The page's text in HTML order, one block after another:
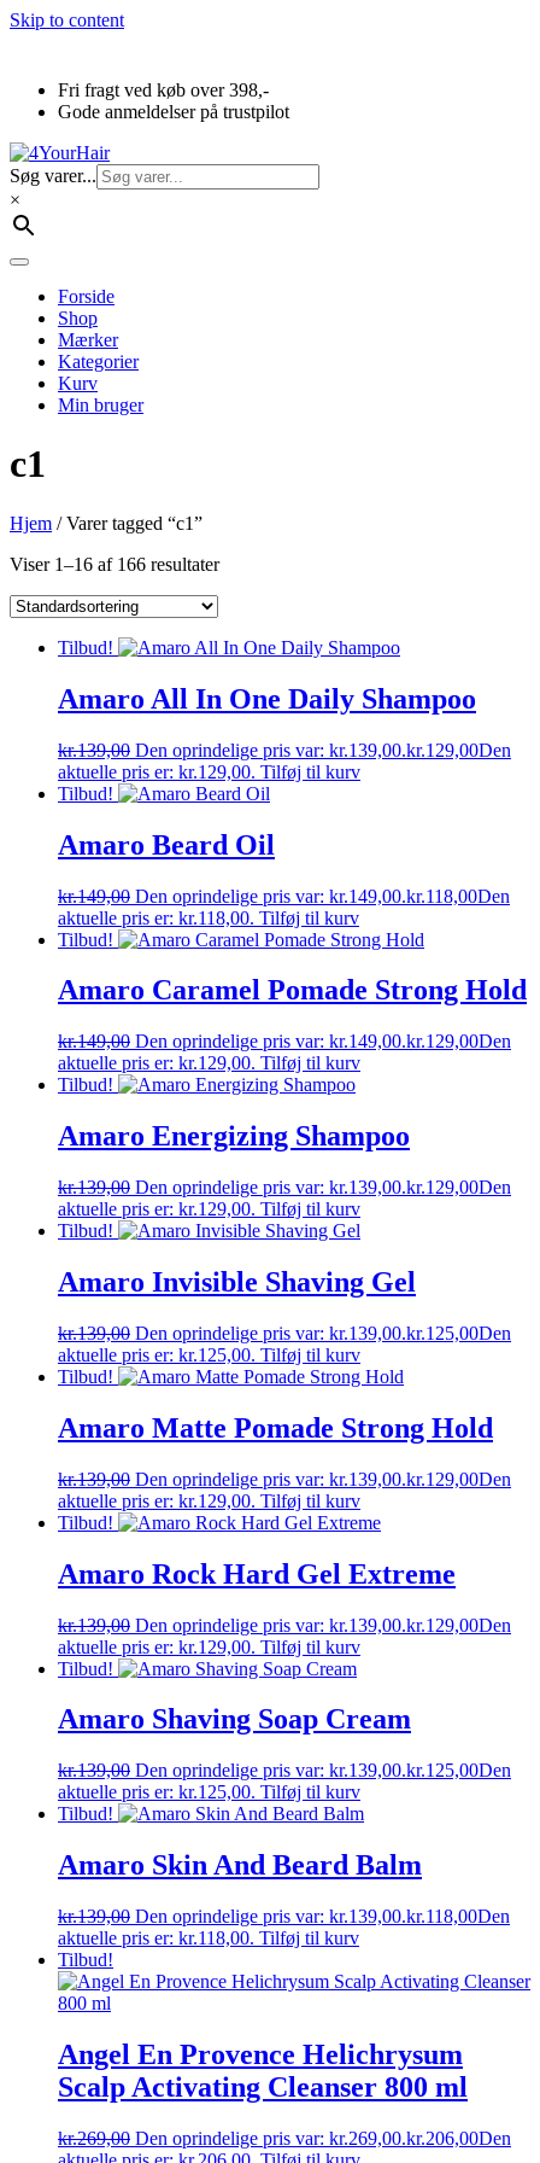
Skip to content
Fri fragt ved køb over 398,-
Gode anmeldelser på trustpilot
Søg varer...
×
Forside
Shop
Mærker
Kategorier
Kurv
Min bruger
c1
Hjem / Varer tagged “c1”
Viser 1–16 af 166 resultater
Tilbud!
Amaro All In One Daily Shampoo
kr.139,00 Den oprindelige pris var: kr.139,00.kr.129,00Den
aktuelle pris er: kr.129,00. Tilføj til kurv
Tilbud!
Amaro Beard Oil
kr.149,00 Den oprindelige pris var: kr.149,00.kr.118,00Den
aktuelle pris er: kr.118,00. Tilføj til kurv
Tilbud!
Amaro Caramel Pomade Strong Hold
kr.149,00 Den oprindelige pris var: kr.149,00.kr.129,00Den
aktuelle pris er: kr.129,00. Tilføj til kurv
Tilbud!
Amaro Energizing Shampoo
kr.139,00 Den oprindelige pris var: kr.139,00.kr.129,00Den
aktuelle pris er: kr.129,00. Tilføj til kurv
Tilbud!
Amaro Invisible Shaving Gel
kr.139,00 Den oprindelige pris var: kr.139,00.kr.125,00Den
aktuelle pris er: kr.125,00. Tilføj til kurv
Tilbud!
Amaro Matte Pomade Strong Hold
kr.139,00 Den oprindelige pris var: kr.139,00.kr.129,00Den
aktuelle pris er: kr.129,00. Tilføj til kurv
Tilbud!
Amaro Rock Hard Gel Extreme
kr.139,00 Den oprindelige pris var: kr.139,00.kr.129,00Den
aktuelle pris er: kr.129,00. Tilføj til kurv
Tilbud!
Amaro Shaving Soap Cream
kr.139,00 Den oprindelige pris var: kr.139,00.kr.125,00Den
aktuelle pris er: kr.125,00. Tilføj til kurv
Tilbud!
Amaro Skin And Beard Balm
kr.139,00 Den oprindelige pris var: kr.139,00.kr.118,00Den
aktuelle pris er: kr.118,00. Tilføj til kurv
Tilbud!
Angel En Provence Helichrysum
Scalp Activating Cleanser 800 ml
kr.269,00 Den oprindelige pris var: kr.269,00.kr.206,00Den